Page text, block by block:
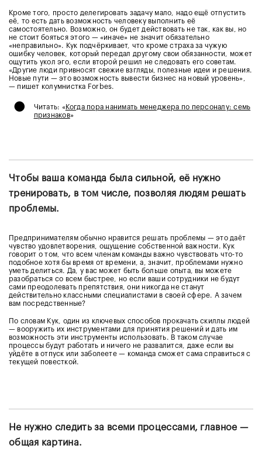
Кроме того, просто делегировать задачу мало, надо ещё отпустить
её, то есть дать возможность человеку выполнить её
самостоятельно. Возможно, он будет действовать не так, как вы, но
не стоит бояться этого — «иначе» не значит обязательно
«неправильно». Кук подчёркивает, что кроме страха за чужую
ошибку человек, который передал другому свои обязанности, может
ощутить укол эго, если второй решил не следовать его советам.
«Другие люди привносят свежие взгляды, полезные идеи и решения.
Новые пути — это возможность вывести бизнес на новый уровень»,
— пишет колумнистка Forbes.
• Читать: «Когда пора нанимать менеджера по персоналу: семь
признаков»
Чтобы ваша команда была сильной, её нужно
тренировать, в том числе, позволяя людям решать
проблемы.
Предпринимателям обычно нравится решать проблемы — это даёт
чувство удовлетворения, ощущение собственной важности. Кук
говорит о том, что всем членам команды важно чувствовать что-то
подобное хотя бы время от времени, а, значит, проблемами нужно
уметь делиться. Да, у вас может быть больше опыта, вы можете
разобраться со всем быстрее, но если ваши сотрудники не будут
сами преодолевать препятствия, они никогда не станут
действительно классными специалистами в своей сфере. А зачем
вам посредственные?
По словам Кук, один из ключевых способов прокачать скиллы людей
— вооружить их инструментами для принятия решений и дать им
возможность эти инструменты использовать. В таком случае
процессы будут работать и ничего не развалится, даже если вы
уйдёте в отпуск или заболеете — команда сможет сама справиться с
текущей повесткой.
Не нужно следить за всеми процессами, главное —
общая картина.